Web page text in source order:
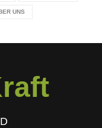
UNS